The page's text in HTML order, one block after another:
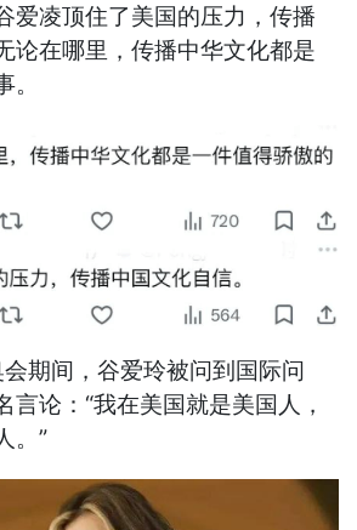
爱凌顶住了美国的压力，传播
论在哪里，传播中华文化都是
期间，谷爱玲被问到国际问
言论：“我在美国就是美国人，
。”